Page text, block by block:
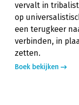
vervalt in
op
een terugkeer
verbinden, in
zetten.
Boek bekijken